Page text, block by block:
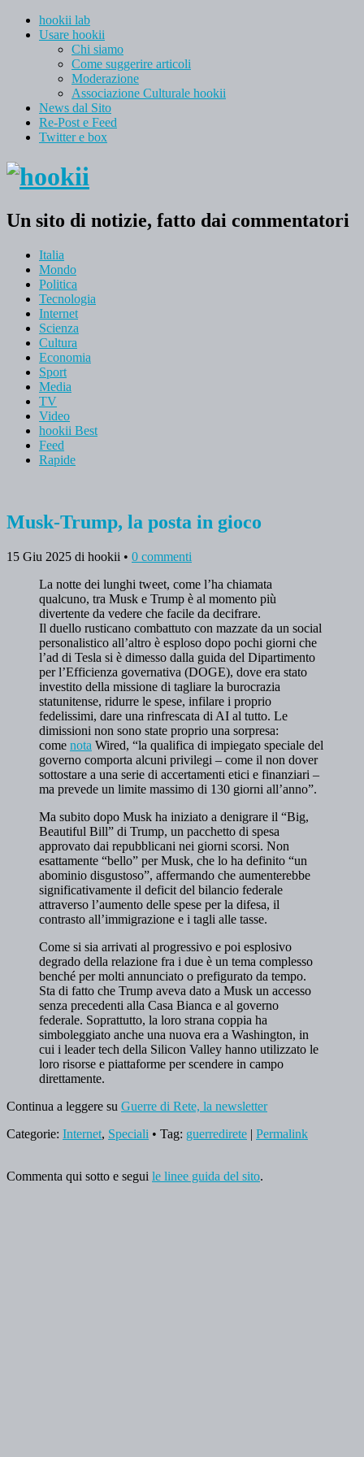
hookii lab
Usare hookii
Chi siamo
Come suggerire articoli
Moderazione
Associazione Culturale hookii
News dal Sito
Re-Post e Feed
Twitter e box
Un sito di notizie, fatto dai commentatori
Italia
Mondo
Politica
Tecnologia
Internet
Scienza
Cultura
Economia
Sport
Media
TV
Video
hookii Best
Feed
Rapide
Musk-Trump, la posta in gioco
15 Giu 2025 di hookii • 0 commenti
La notte dei lunghi tweet, come l’ha chiamata
qualcuno, tra Musk e Trump è al momento più
divertente da vedere che facile da decifrare.
Il duello rusticano combattuto con mazzate da un social
personalistico all’altro è esploso dopo pochi giorni che
l’ad di Tesla si è dimesso dalla guida del Dipartimento
per l’Efficienza governativa (DOGE), dove era stato
investito della missione di tagliare la burocrazia
statunitense, ridurre le spese, infilare i proprio
fedelissimi, dare una rinfrescata di AI al tutto. Le
dimissioni non sono state proprio una sorpresa:
come nota Wired, “la qualifica di impiegato speciale del
governo comporta alcuni privilegi – come il non dover
sottostare a una serie di accertamenti etici e finanziari –
ma prevede un limite massimo di 130 giorni all’anno”.
Ma subito dopo Musk ha iniziato a denigrare il “Big,
Beautiful Bill” di Trump, un pacchetto di spesa
approvato dai repubblicani nei giorni scorsi. Non
esattamente “bello” per Musk, che lo ha definito “un
abominio disgustoso”, affermando che aumenterebbe
significativamente il deficit del bilancio federale
attraverso l’aumento delle spese per la difesa, il
contrasto all’immigrazione e i tagli alle tasse.
Come si sia arrivati al progressivo e poi esplosivo
degrado della relazione fra i due è un tema complesso
benché per molti annunciato o prefigurato da tempo.
Sta di fatto che Trump aveva dato a Musk un accesso
senza precedenti alla Casa Bianca e al governo
federale. Soprattutto, la loro strana coppia ha
simboleggiato anche una nuova era a Washington, in
cui i leader tech della Silicon Valley hanno utilizzato le
loro risorse e piattaforme per scendere in campo
direttamente.
Continua a leggere su Guerre di Rete, la newsletter
Categorie: Internet, Speciali • Tag: guerredirete | Permalink
Commenta qui sotto e segui le linee guida del sito.